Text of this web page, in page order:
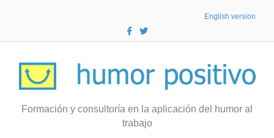
English version
c
o
T
w
i
e
Formación y consultoría en la aplicación del humor al
trabajo